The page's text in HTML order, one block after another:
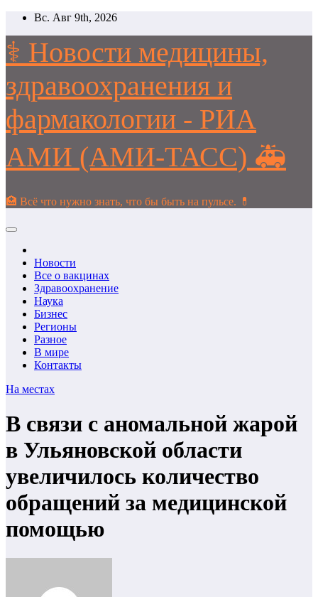
Перейти
содержимому
Вс. Авг 9th, 2026
⚕️ Новости медицины,
здравоохранения и
фармакологии - РИА
АМИ (АМИ-ТАСС) 🚑
🏥 Всё что нужно знать, что бы быть на пульсе. 💊
Новости
Все о вакцинах
Здравоохранение
Наука
Бизнес
Регионы
Разное
В мире
Контакты
На местах
В связи с аномальной жарой
в Ульяновской области
увеличилось количество
обращений за медицинской
помощью